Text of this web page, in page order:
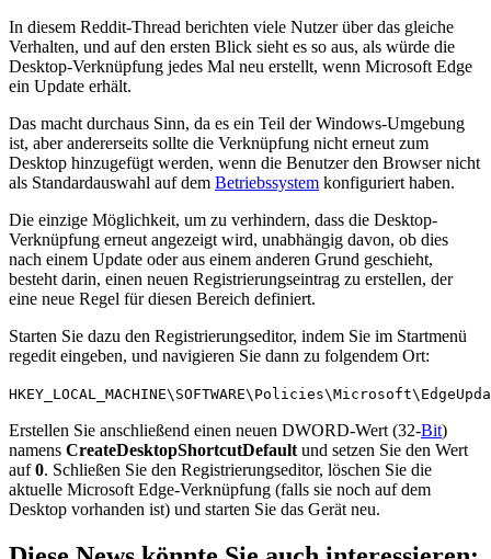
In diesem Reddit-Thread berichten viele Nutzer über das gleiche
Verhalten, und auf den ersten Blick sieht es so aus, als würde die
Desktop-Verknüpfung jedes Mal neu erstellt, wenn Microsoft Edge
ein Update erhält.
Das macht durchaus Sinn, da es ein Teil der Windows-Umgebung
ist, aber andererseits sollte die Verknüpfung nicht erneut zum
Desktop hinzugefügt werden, wenn die Benutzer den Browser nicht
als Standardauswahl auf dem Betriebssystem konfiguriert haben.
Die einzige Möglichkeit, um zu verhindern, dass die Desktop-
Verknüpfung erneut angezeigt wird, unabhängig davon, ob dies
nach einem Update oder aus einem anderen Grund geschieht,
besteht darin, einen neuen Registrierungseintrag zu erstellen, der
eine neue Regel für diesen Bereich definiert.
Starten Sie dazu den Registrierungseditor, indem Sie im Startmenü
regedit eingeben, und navigieren Sie dann zu folgendem Ort:
Erstellen Sie anschließend einen neuen DWORD-Wert (32-Bit)
namens CreateDesktopShortcutDefault und setzen Sie den Wert
auf0. Schließen Sie den Registrierungseditor, löschen Sie die
aktuelle Microsoft Edge-Verknüpfung (falls sie noch auf dem
Desktop vorhanden ist) und starten Sie das Gerät neu.